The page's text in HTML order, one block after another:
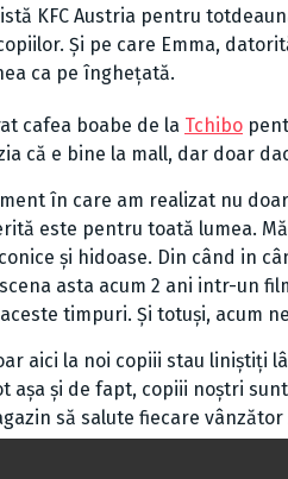
KFC Austria pentru
Și pe care Emma,
ca pe înghețată.
boabe de la Tchibo
că e bine la mall, dar doar
în care am realizat nu doar
este pentru toată lumea.
și hidoase. Din când in
asta acum 2 ani intr-un
timpuri. Și totuși, acum
la noi copiii stau liniștiți
așa și de fapt, copiii noștri
să salute fiecare vânzător